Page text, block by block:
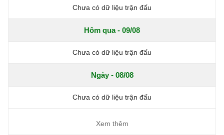
Chưa có dữ liệu trận đấu
Hôm qua - 09/08
Chưa có dữ liệu trận đấu
Ngày - 08/08
Chưa có dữ liệu trận đấu
Xem thêm